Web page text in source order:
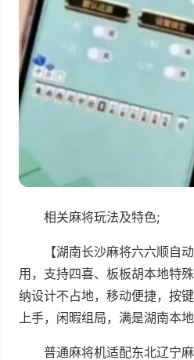
相关麻将玩法及特色;
【湖南长沙麻将六六顺自
用，支持四喜、板板胡本地特
纳设计不占地，移动便捷，按
上手，闲暇组局，满是湖南本地
普通麻将机适配东北辽宁